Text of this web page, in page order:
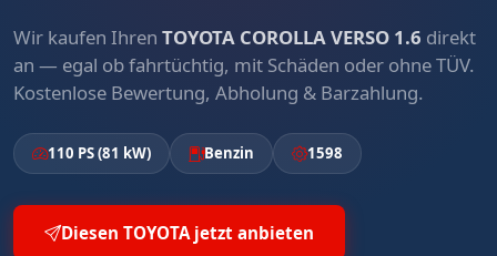
Wir kaufen Ihren TOYOTA COROLLA VERSO 1.6 direkt
an — egal ob fahrtüchtig, mit Schäden oder ohne TÜV.
Kostenlose Bewertung, Abholung & Barzahlung.
110 PS (81 kW) Benzin 1598
Diesen TOYOTA jetzt anbieten